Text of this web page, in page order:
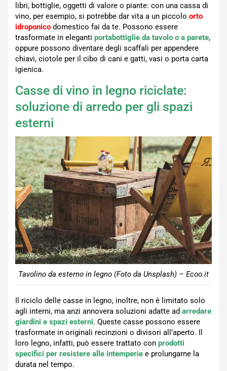
libri, bottiglie, oggetti di valore o piante: con una cassa di
vino, per esempio, si potrebbe dar vita a un piccolo orto
idroponico domestico fai da te. Possono essere
trasformate in eleganti portabottiglie da tavolo o a parete,
oppure possono diventare degli scaffali per appendere
chiavi, ciotole per il cibo di cani e gatti, vasi o porta carta
igienica.
Casse di vino in legno riciclate:
soluzione di arredo per gli spazi
esterni
Tavolino da esterno in legno (Foto da Unsplash) – Ecoo.it
Il riciclo delle casse in legno, inoltre, non è limitato solo
agli interni, ma anzi annovera soluzioni adatte ad arredare
giardini e spazi esterni. Queste casse possono essere
trasformate in originali recinzioni o divisori all’aperto. Il
loro legno, infatti, può essere trattato con prodotti
specifici per resistere alle intemperie e prolungarne la
durata nel tempo.